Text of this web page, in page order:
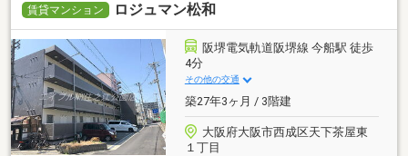
賃貸マンション ロジュマン松和
阪堺電気軌道阪堺線 今船駅 徒歩
4分
その他の交通
築27年3ヶ月 / 3階建
大阪府大阪市西成区天下茶屋東
１丁目